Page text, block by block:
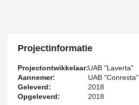
Projectinformatie
Projectontwikkelaar:UAB "Laverta"
Aannemer:
UAB "Conresta"
Geleverd:
2018
Opgeleverd:
2018